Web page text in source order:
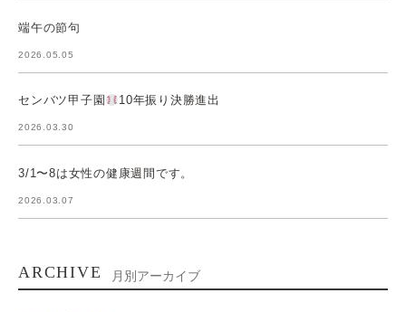
端午の節句
2026.05.05
センバツ甲子園 10年振り決勝進出
2026.03.30
3/1〜8は女性の健康週間です。
2026.03.07
ARCHIVE 月別アーカイブ